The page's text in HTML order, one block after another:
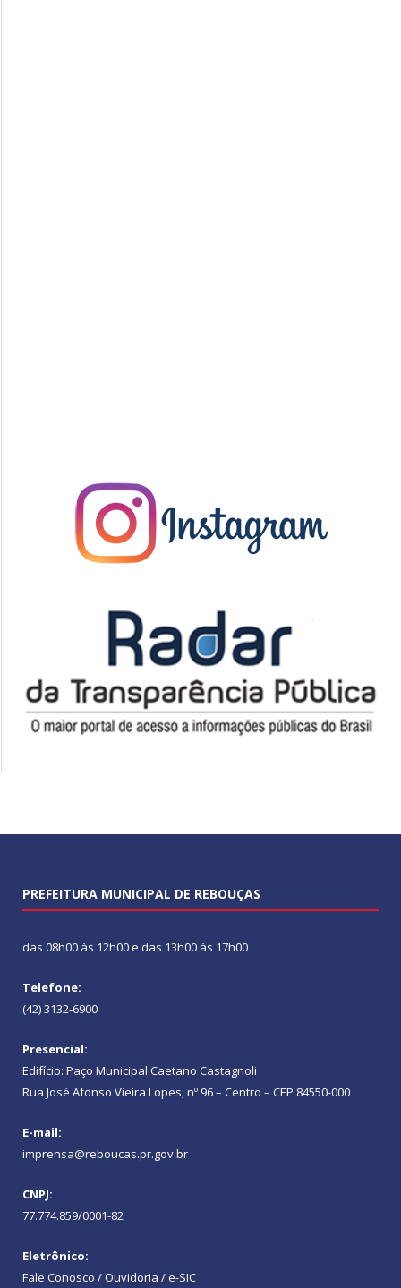
PREFEITURA MUNICIPAL DE REBOUÇAS
das 08h00 às 12h00 e das 13h00 às 17h00
Telefone:
(42) 3132-6900
Presencial:
Edifício: Paço Municipal Caetano Castagnoli
Rua José Afonso Vieira Lopes, nº 96 – Centro – CEP 84550-000
E-mail:
imprensa@reboucas.pr.gov.br
CNPJ:
77.774.859/0001-82
Eletrônico:
Fale Conosco / Ouvidoria / e-SIC